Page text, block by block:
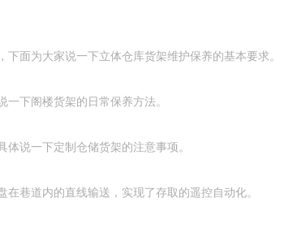
面为大家说一下立体仓库货架维护保养的基本要求。
下阁楼货架的日常保养方法。
说一下定制仓储货架的注意事项。
巷道内的直线输送，实现了存取的遥控自动化。